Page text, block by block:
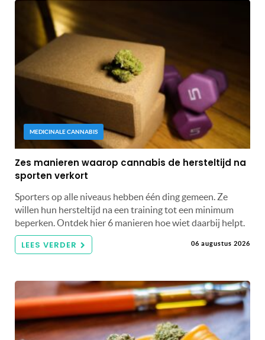
MEDICINALE CANNABIS
Zes manieren waarop cannabis de hersteltijd na
sporten verkort
Sporters op alle niveaus hebben één ding gemeen. Ze
willen hun hersteltijd na een training tot een minimum
beperken. Ontdek hier 6 manieren hoe wiet daarbij helpt.
LEES VERDER 06 augustus 2026